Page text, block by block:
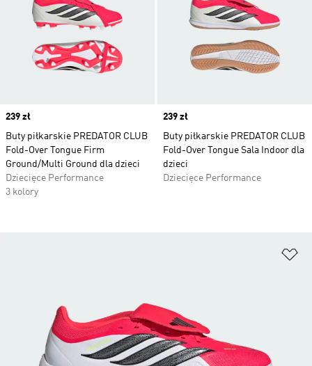
Price
239 zł
Buty piłkarskie PREDATOR CLUB
Fold-Over Tongue Firm
Ground/Multi Ground dla dzieci
Dziecięce Performance
3 kolory
Price
239 zł
Buty piłkarskie PREDATOR CLUB
Fold-Over Tongue Sala Indoor dla
dzieci
Dziecięce Performance